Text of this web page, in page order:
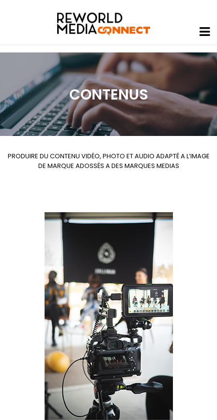
CONTENUS
PRODUIRE DU CONTENU VIDÉO, PHOTO ET AUDIO ADAPTÉ A L’IMAGE
DE MARQUE ADOSSÉS A DES MARQUES MEDIAS